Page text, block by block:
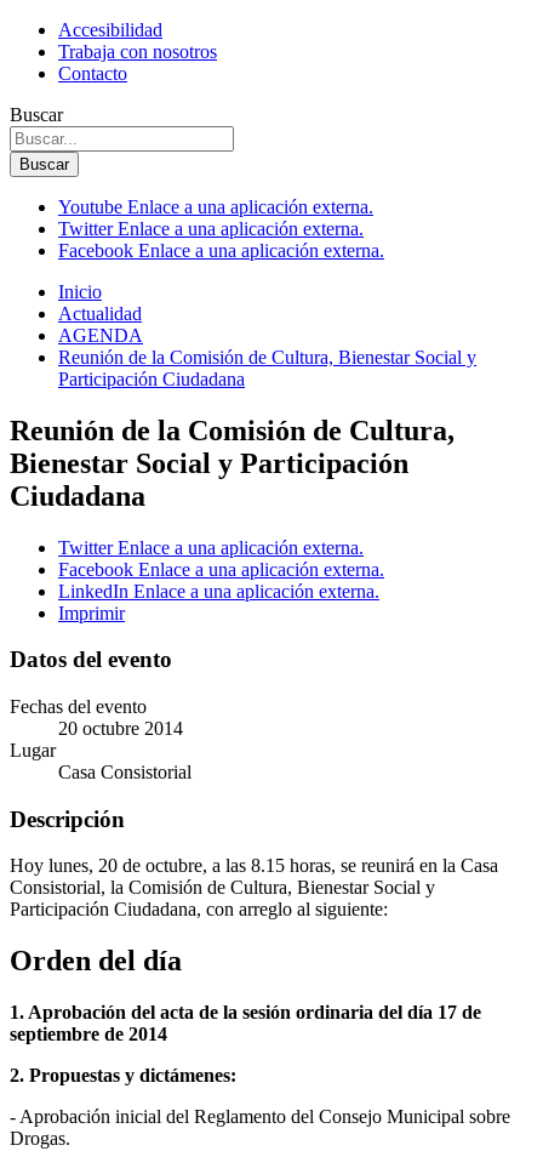
Accesibilidad
Trabaja con nosotros
Contacto
Buscar
Buscar
Youtube Enlace a una aplicación externa.
TwitterEnlace a una aplicación externa.
Facebook Enlace a una aplicación externa.
Inicio
Actualidad
AGENDA
Reunión de la Comisión de Cultura, Bienestar Social y
Participación Ciudadana
Reunión de la Comisión de Cultura,
Bienestar Social y Participación
Ciudadana
Twitter Enlace a una aplicación externa.
Facebook Enlace a una aplicación externa.
LinkedIn Enlace a una aplicación externa.
Imprimir
Datos del evento
Fechas del evento
20 octubre 2014
Lugar
Casa Consistorial
Descripción
Hoy lunes, 20 de octubre, a las 8.15 horas, se reunirá en la Casa
Consistorial, la Comisión de Cultura, Bienestar Social y
Participación Ciudadana, con arreglo al siguiente:
Orden del día
1. Aprobación del acta de la sesión ordinaria del día 17 de
septiembre de 2014
2. Propuestas y dictámenes:
- Aprobación inicial del Reglamento del Consejo Municipal sobre
Drogas.